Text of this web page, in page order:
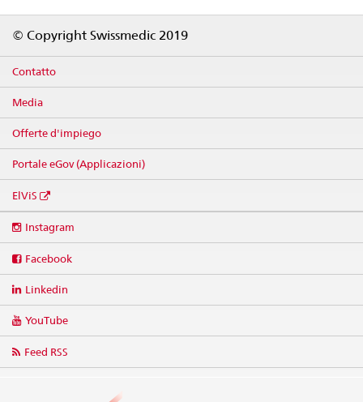
© Copyright Swissmedic 2019
Contatto
Media
Offerte d'impiego
Portale eGov (Applicazioni)
ElViS
media
Instagram
Facebook
Linkedin
YouTube
Feed RSS